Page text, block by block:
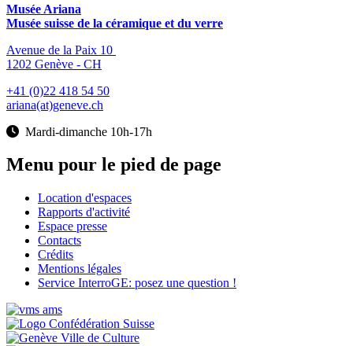
Musée Ariana
Musée suisse de la céramique et du verre
Avenue de la Paix 10
1202 Genève - CH
+41 (0)22 418 54 50
ariana(at)geneve.ch
Mardi-dimanche 10h-17h
Menu pour le pied de page
Location d'espaces
Rapports d'activité
Espace presse
Contacts
Crédits
Mentions légales
Service InterroGE: posez une question !